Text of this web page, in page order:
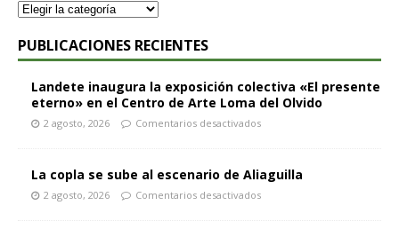
PUBLICACIONES RECIENTES
Landete inaugura la exposición colectiva «El presente
eterno» en el Centro de Arte Loma del Olvido
2 agosto, 2026 Comentarios desactivados
La copla se sube al escenario de Aliaguilla
2 agosto, 2026 Comentarios desactivados